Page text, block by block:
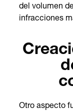
del volumen
infracciones
Otro aspecto